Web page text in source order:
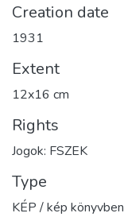
Creation date
1931
Extent
12x16 cm
Rights
Jogok: FSZEK
Type
KÉP / kép könyvben